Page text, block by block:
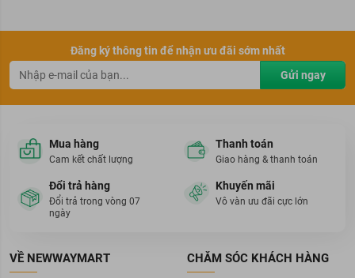
Đăng ký thông tin để nhận ưu đãi sớm nhất
Gửi ngay
Mua hàng
Cam kết chất lượng
Thanh toán
Giao hàng & thanh toán
Đổi trả hàng
Đổi trả trong vòng 07
ngày
Khuyến mãi
Vô vàn ưu đãi cực lớn
VỀ NEWWAYMART CHĂM SÓC KHÁCH HÀNG